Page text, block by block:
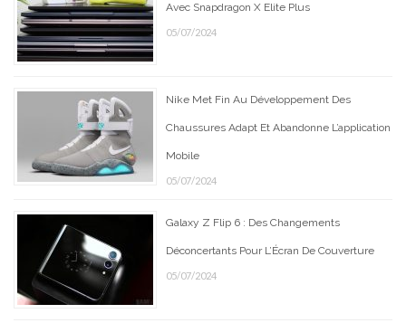
Avec Snapdragon X Elite Plus
05/07/2024
Nike Met Fin Au Développement Des
Chaussures Adapt Et Abandonne L’application
Mobile
05/07/2024
Galaxy Z Flip 6 : Des Changements
Déconcertants Pour L’Écran De Couverture
05/07/2024